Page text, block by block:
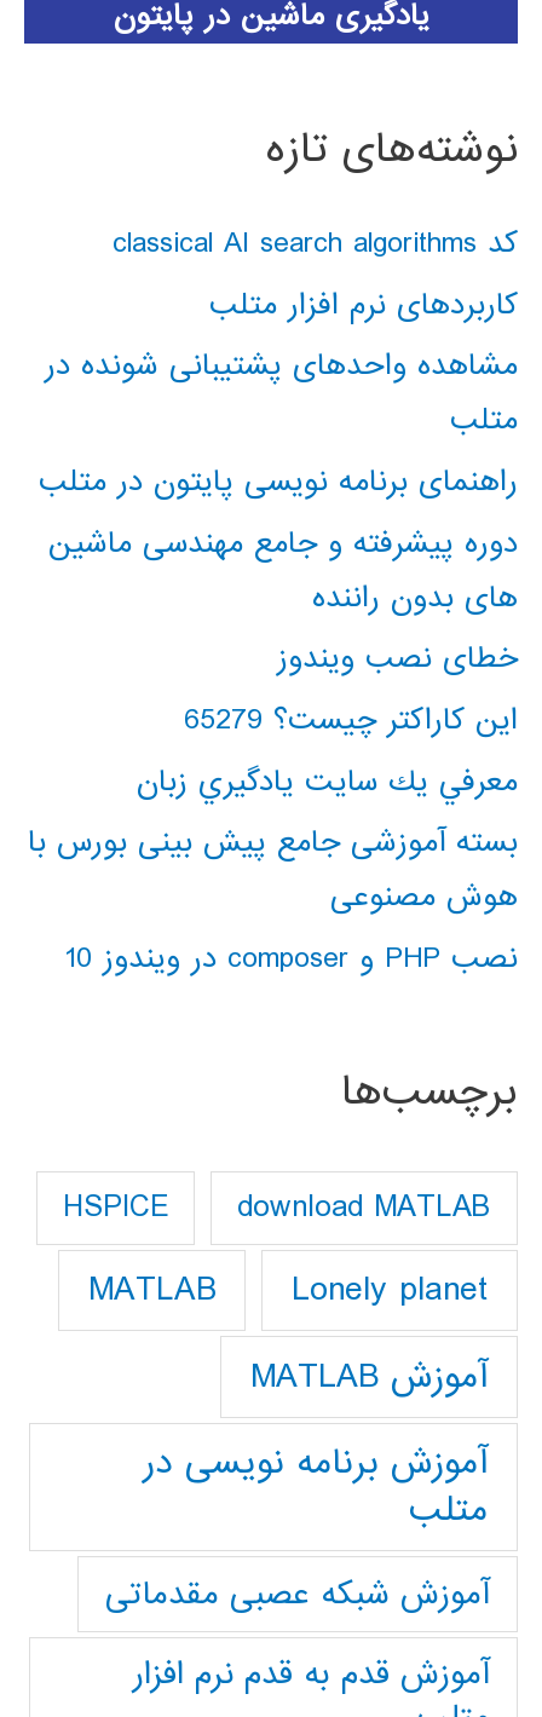
یادگیری ماشین در پایتون
نوشته‌های تازه
کد classical AI search algorithms
کاربردهای نرم افزار متلب
مشاهده واحدهای پشتیبانی شونده در
متلب
راهنمای برنامه نویسی پایتون در متلب
دوره پیشرفته و جامع مهندسی ماشین
های بدون راننده
خطای نصب ویندوز
این کاراکتر چیست؟ 65279
معرفي يك سايت يادگيري زبان
بسته آموزشی جامع پیش بینی بورس با
هوش مصنوعی
نصب PHP و composer در ویندوز 10
برچسب‌ها
download MATLAB
HSPICE
Lonely planet
MATLAB
آموزش MATLAB
آموزش برنامه نویسی در
متلب
آموزش شبکه عصبی مقدماتی
آموزش قدم به قدم نرم افزار